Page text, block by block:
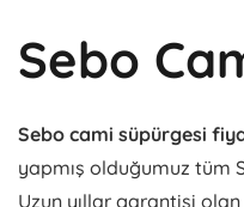
Sebo
Sebo cami süpürgesi
yapmış olduğumuz tüm
Uzun yıllar garantisi